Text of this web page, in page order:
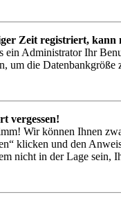
Zeit registriert, kann
ein Administrator Ihr
um die
vergessen!
Wir können Ihnen
klicken und den
nicht in der Lage sein,